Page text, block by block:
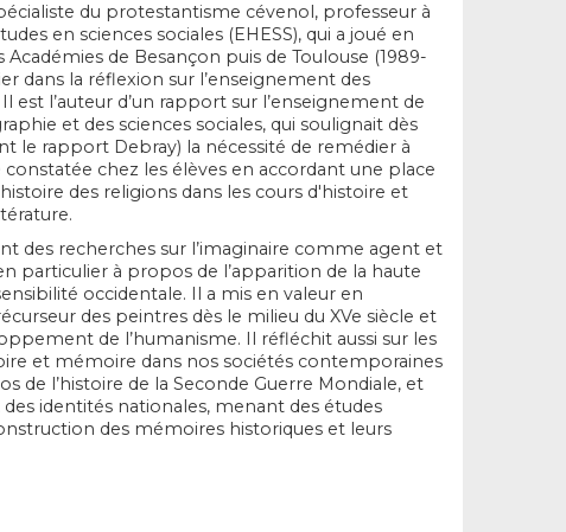
du protestantisme cévenol, professeur à
en sciences sociales (EHESS), qui a joué en
de Besançon puis de Toulouse (1989-
dans la réflexion sur l’enseignement des
est l’auteur d’un rapport sur l’enseignement de
et des sciences sociales, qui soulignait dès
le rapport Debray) la nécessité de remédier à
chez les élèves en accordant une place
des religions dans les cours d'histoire et
des recherches sur l’imaginaire comme agent et
particulier à propos de l’apparition de la haute
occidentale. Il a mis en valeur en
des peintres dès le milieu du XVe siècle et
de l’humanisme. Il réfléchit aussi sur les
et mémoire dans nos sociétés contemporaines
de l’histoire de la Seconde Guerre Mondiale, et
identités nationales, menant des études
des mémoires historiques et leurs